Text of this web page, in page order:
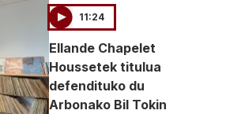
11:24
Ellande Chapelet
Houssetek titulua
defendituko du
Arbonako Bil Tokin